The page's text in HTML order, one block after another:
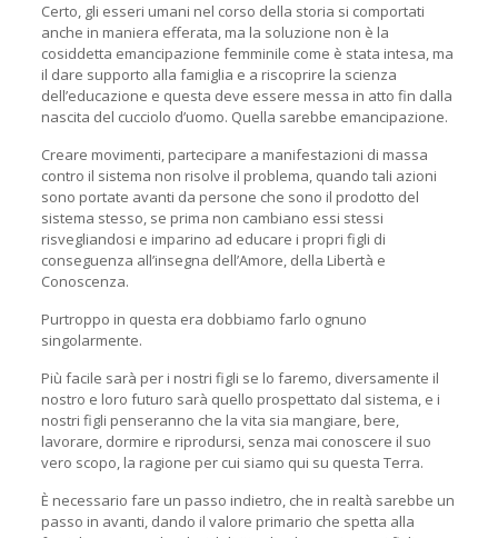
Certo, gli esseri umani nel corso della storia si comportati
anche in maniera efferata, ma la soluzione non è la
cosiddetta emancipazione femminile come è stata intesa, ma
il dare supporto alla famiglia e a riscoprire la scienza
dell’educazione e questa deve essere messa in atto fin dalla
nascita del cucciolo d’uomo. Quella sarebbe emancipazione.
Creare movimenti, partecipare a manifestazioni di massa
contro il sistema non risolve il problema, quando tali azioni
sono portate avanti da persone che sono il prodotto del
sistema stesso, se prima non cambiano essi stessi
risvegliandosi e imparino ad educare i propri figli di
conseguenza all’insegna dell’Amore, della Libertà e
Conoscenza.
Purtroppo in questa era dobbiamo farlo ognuno
singolarmente.
Più facile sarà per i nostri figli se lo faremo, diversamente il
nostro e loro futuro sarà quello prospettato dal sistema, e i
nostri figli penseranno che la vita sia mangiare, bere,
lavorare, dormire e riprodursi, senza mai conoscere il suo
vero scopo, la ragione per cui siamo qui su questa Terra.
È necessario fare un passo indietro, che in realtà sarebbe un
passo in avanti, dando il valore primario che spetta alla